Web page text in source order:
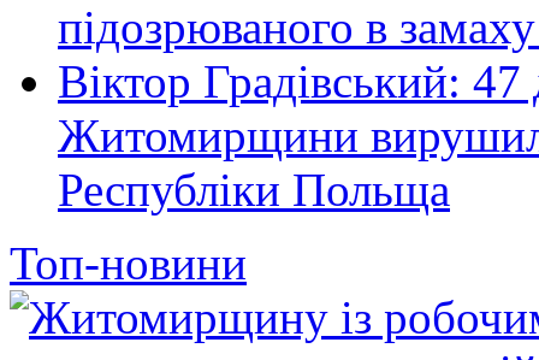
підозрюваного в
Віктор Градівський: 47
Житомирщини
Республіки Польща
Топ-новини